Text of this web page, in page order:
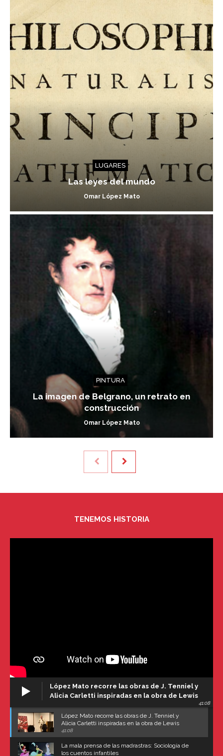
LUGARES
Las leyes del mundo
Omar López Mato
PINTURA
La imagen de Belgrano, un retrato en
construcción
Omar López Mato
TENEMOS HISTORIA
López Mato recorre las obras de J. Tenniel y
Alicia Carletti inspiradas en la obra de Lewis
41:08
López Mato recorre las obras de J. Tenniel y
Alicia Carletti inspiradas en la obra de Lewis
Carroll
41:08
La mala prensa de las madrastras: Sociología de
los cuentos infantiles